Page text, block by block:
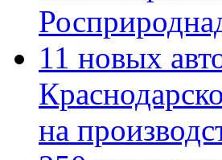
11 новых
на